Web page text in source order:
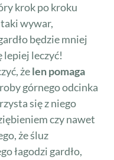
krok po kroku
wywar,
będzie mniej
lepiej leczyć!
żelen pomaga
górnego odcinka
się z niego
czy nawet
że śluz
łagodzi gardło,